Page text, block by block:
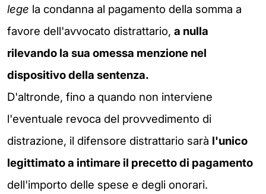
lege la condanna al pagamento della somma a
favore dell'avvocato distrattario, a nulla
rilevando la sua omessa menzione nel
dispositivo della sentenza.
D'altronde, fino a quando non interviene
l'eventuale revoca del provvedimento di
distrazione, il difensore distrattario sarà l'unico
legittimato a intimare il precetto di pagamento
dell'importo delle spese e degli onorari.